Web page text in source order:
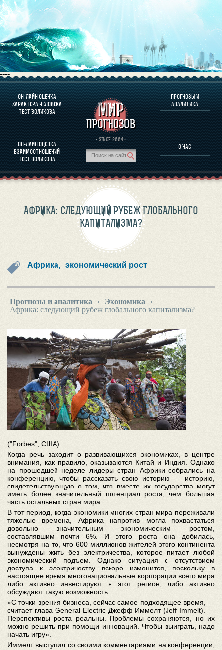
----
ОН-ЛАЙН ОЦЕНКА
ХАРАКТЕРА ЧЕЛОВЕКА
ТЕСТ ВОЛИКОВА
ОН-ЛАЙН ОЦЕНКА
ВЗАИМООТНОШЕНИЙ
ТЕСТ ВОЛИКОВА
· SINCE. 2004 ·
ПРОГНОЗЫ И
АНАЛИТИКА
О НАС
О ПРОГРАММЕ
ОЦЕНКА ХАРАКТЕРA ЧЕЛОВЕКА
ОЦЕНКА ХАРАКТЕРА ВЫДАЮЩИХСЯ ЛИЧНОСТЕЙ
О ПРОГРАММЕ
ПРОГНОЗЫ И АНАЛИТИКА
АФРИКА: СЛЕДУЮЩИЙ РУБЕЖ ГЛОБАЛЬНОГО
КАПИТАЛИЗМА?
Африка, экономический рост
Прогнозы и аналитика › Экономика
›
Африка: следующий рубеж глобального капитализма?
("Forbes", США)
Когда речь заходит о развивающихся экономиках, в центре
внимания, как правило, оказываются Китай и Индия. Однако
на прошедшей неделе лидеры стран Африки собрались на
конференцию, чтобы рассказать свою историю — историю,
свидетельствующую о том, что вместе их государства могут
иметь более значительный потенциал роста, чем большая
часть остальных стран мира.
В тот период, когда экономики многих стран мира переживали
тяжелые времена, Африка напротив могла похвастаться
довольно значительным экономическим ростом,
составлявшим почти 6%. И этого роста она добилась,
несмотря на то, что 600 миллионов жителей этого континента
вынуждены жить без электричества, которое питает любой
экономический подъем. Однако ситуация с отсутствием
доступа к электричеству вскоре изменится, поскольку в
настоящее время многонациональные корпорации всего мира
либо активно инвестируют в этот регион, либо активно
обсуждают такую возможность.
«С точки зрения бизнеса, сейчас самое подходящее время, —
считает глава General Electric Джефф Иммелт (Jeff Immelt). —
Перспективы роста реальны. Проблемы сохраняются, но их
можно решить при помощи инноваций. Чтобы выиграть, надо
начать игру».
Иммелт выступил со своими комментариями на конференции,